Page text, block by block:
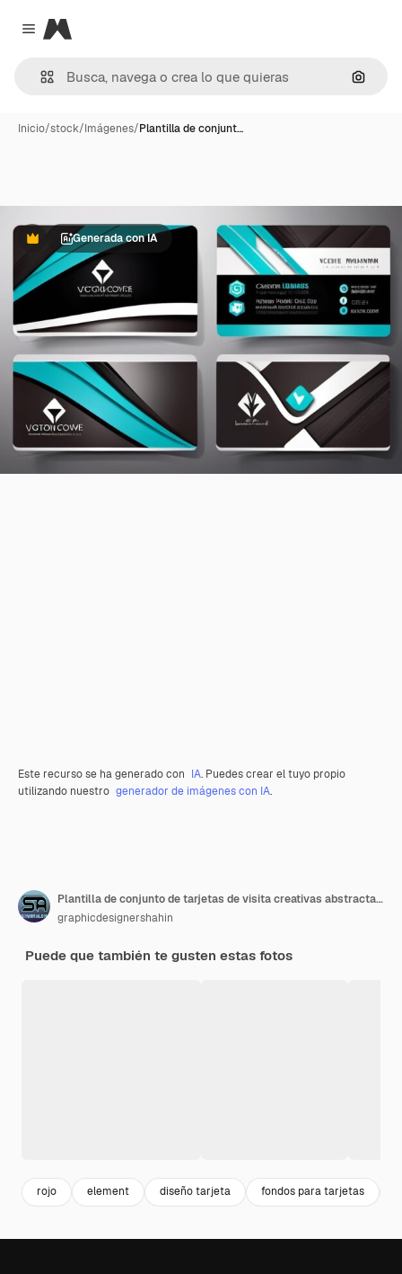
Close menu
Magnific
Inicio/stock/Imágenes/Plantilla de conjunt…
PremiumGenerada con IA
Este recurso se ha generado con IA. Puedes crear el tuyo propio
utilizando nuestro generador de imágenes con IA.
Plantilla de conjunto de tarjetas de visita creativas abstractas vectoriales
graphicdesignershahin
Puede que también te gusten estas fotos
rojo element diseño tarjeta fondos para tarjetas